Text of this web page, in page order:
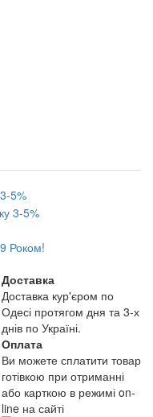
5%
Доставка
Доставка кур'єром по
Одесі протягом дня та 3-х
днів по Україні.
Оплата
Ви можете сплатити товар
готівкою при отриманні
або карткою в режимі on-
line на сайті